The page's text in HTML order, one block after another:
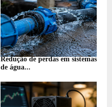
Redução de perdas em sistemas
de água...